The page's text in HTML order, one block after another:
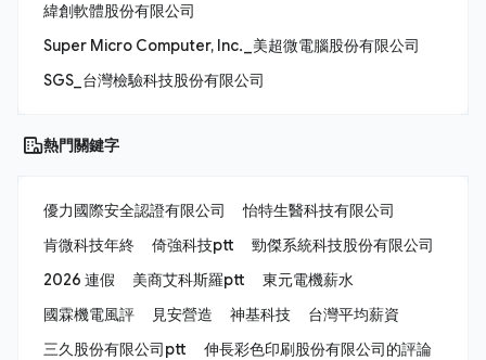
緯創軟體股份有限公司
Super Micro Computer, Inc._美超微電腦股份有限公司
SGS_台灣檢驗科技股份有限公司
熱門關鍵字
優力國際安全認證有限公司
怡特生醫科技有限公司
肯微科技年終
倚強科技ptt
勁傑系統科技股份有限公司
2026 連假
美商艾科斯羅ptt
東元電機薪水
國霖機電風評
見安營造 神基科技
台灣平均薪資
三久股份有限公司ptt
伸長彩色印刷股份有限公司的評論